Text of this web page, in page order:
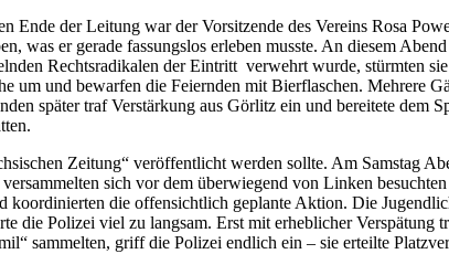
Ende der Leitung war der Vorsitzende des Vereins Rosa
was er gerade fassungslos erleben musste. An diesem
Rechtsradikalen der Eintritt verwehrt wurde, stürmten
um und bewarfen die Feiernden mit Bierflaschen. Mehrere
später traf Verstärkung aus Görlitz ein und bereitete
Zeitung“ veröffentlicht werden sollte. Am Samstag
sich vor dem überwiegend von Linken
koordinierten die offensichtlich geplante Aktion. Die
die Polizei viel zu langsam. Erst mit erheblicher
sammelten, griff die Polizei endlich ein – sie erteilte